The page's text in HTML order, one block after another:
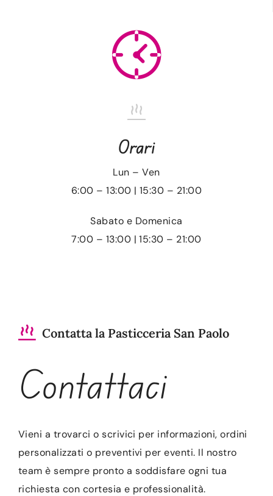
Orari
Lun – Ven
6:00 – 13:00 | 15:30 – 21:00
Sabato e Domenica
7:00 – 13:00 | 15:30 – 21:00
Contatta la Pasticceria San Paolo
Contattaci
Vieni a trovarci o scrivici per informazioni, ordini
personalizzati o preventivi per eventi. Il nostro
team è sempre pronto a soddisfare ogni tua
richiesta con cortesia e professionalità.